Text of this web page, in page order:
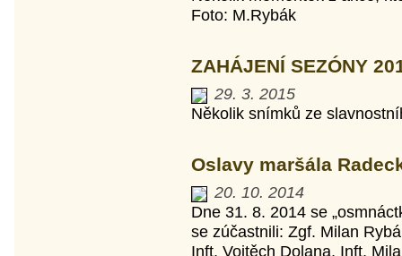
Foto: M.Rybák
ZAHÁJENÍ SEZÓNY
29. 3. 2015
Několik snímků ze
Oslavy maršála
20. 10. 2014
Dne 31. 8. 2014 se
se zúčastnili: Zgf. Milan
Inft. Vojtěch Dolana, Inft.